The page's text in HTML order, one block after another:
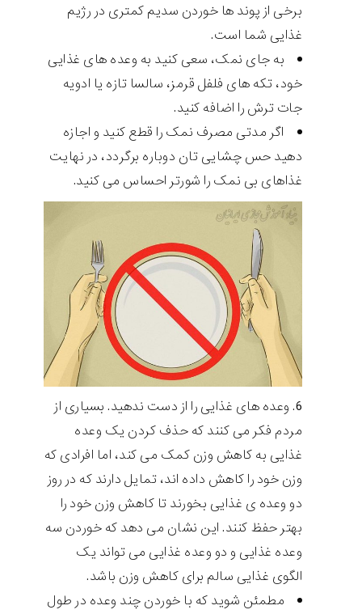
برخی از پوند ها خوردن سدیم کمتری در رژیم
غذایی شما است.
به جای نمک، سعی کنید به وعده های غذایی
خود، تکه های فلفل قرمز، سالسا تازه یا ادویه
جات ترش را اضافه کنید.
اگر مدتی مصرف نمک را قطع کنید و اجازه
دهید حس چشایی تان دوباره برگردد، در نهایت
غذاهای بی نمک را شورتر احساس می کنید.
وعده های غذایی را از دست ندهید. بسیاری از
مردم فکر می کنند که حذف کردن یک وعده
غذایی به کاهش وزن کمک می کند، اما افرادی که
وزن خود را کاهش داده اند، تمایل دارند که در روز
دو وعده ی غذایی بخورند تا کاهش وزن خود را
بهتر حفظ کنند. این نشان می دهد که خوردن سه
وعده غذایی و دو وعده غذایی می تواند یک
الگوی غذایی سالم برای کاهش وزن باشد.
مطمئن شوید که با خوردن چند وعده در طول